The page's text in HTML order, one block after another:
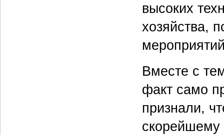
высоких
хозяйства,
Вместе с
факт само
признали,